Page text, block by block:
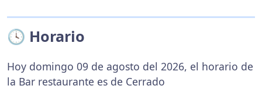
🕓 Horario
Hoy domingo 09 de agosto del 2026, el horario de
la Bar restaurante es de Cerrado